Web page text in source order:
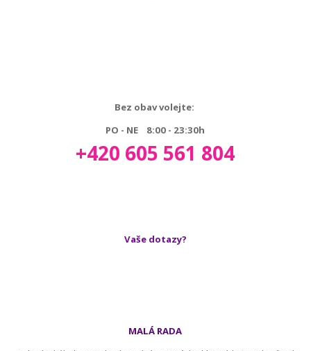
Bez obav volejte:
PO - NE 8:00 - 23:30h
+420 605 561 804
Vaše dotazy?
MALÁ RADA